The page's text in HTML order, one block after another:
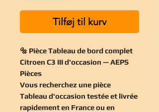
Tilføj til kurv
🔩 Pièce Tableau de bord complet
Citroen C3 III d'occasion — AEPS
Pièces
Vous recherchez une pièce
Tableau d'occasion testée et livrée
rapidement en France ou en